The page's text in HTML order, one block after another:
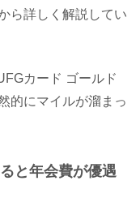
ら詳しく解説してい
カード ゴールド
的にマイルが溜まっ
と年会費が優遇